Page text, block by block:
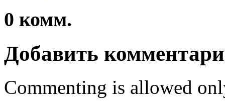
0 комм.
Добавить
Commenting is allowed